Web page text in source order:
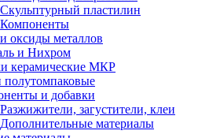
Скульптурный пластилин
Компоненты
оксиды металлов
и Нихром
керамические МКР
полутомпаковые
и добавки
Разжижители, загустители, клеи
Дополнительные материалы